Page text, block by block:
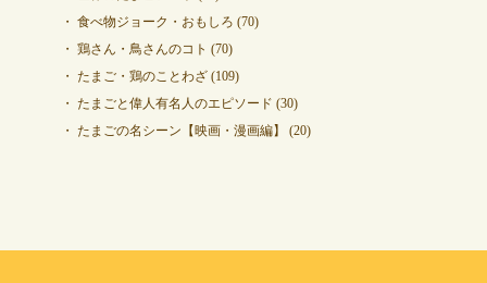
食べ物ジョーク・おもしろ (70)
鶏さん・鳥さんのコト (70)
たまご・鶏のことわざ(109)
たまごと偉人有名人のエピソード (30)
たまごの名シーン【映画・漫画編】
(20)